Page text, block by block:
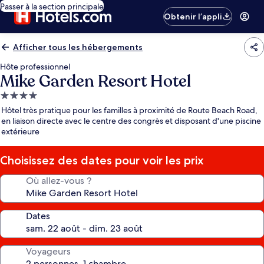
Passer à la section principale
Obtenir l’appli
Afficher tous les hébergements
Hôte professionnel
Mike Garden Resort Hotel
Hébergement
4.0 étoiles
Hôtel très pratique pour les familles à proximité de Route Beach Road,
en liaison directe avec le centre des congrès et disposant d'une piscine
extérieure
Choisissez des dates pour voir les prix
Où allez-vous ?
Dates
Voyageurs